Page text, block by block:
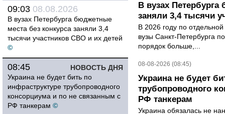
09:03 08.08.2026
В вузах Петербурга бюджетные
места без конкурса заняли 3,4
тысячи участников СВО и их детей
©
НОВОСТЬ ДНЯ
08:45
Украина не будет бить по
инфраструктуре трубопроводного
консорциума и по не связанным с
РФ танкерам ©
В вузах
заняли 3,4 тысячи
В 2026 году по
вузы Санкт-Петербурга
порядок больше,...
08-08-2026 (08:45)
Украина не будет
трубопроводного
РФ танкерам
Украина обязалась не